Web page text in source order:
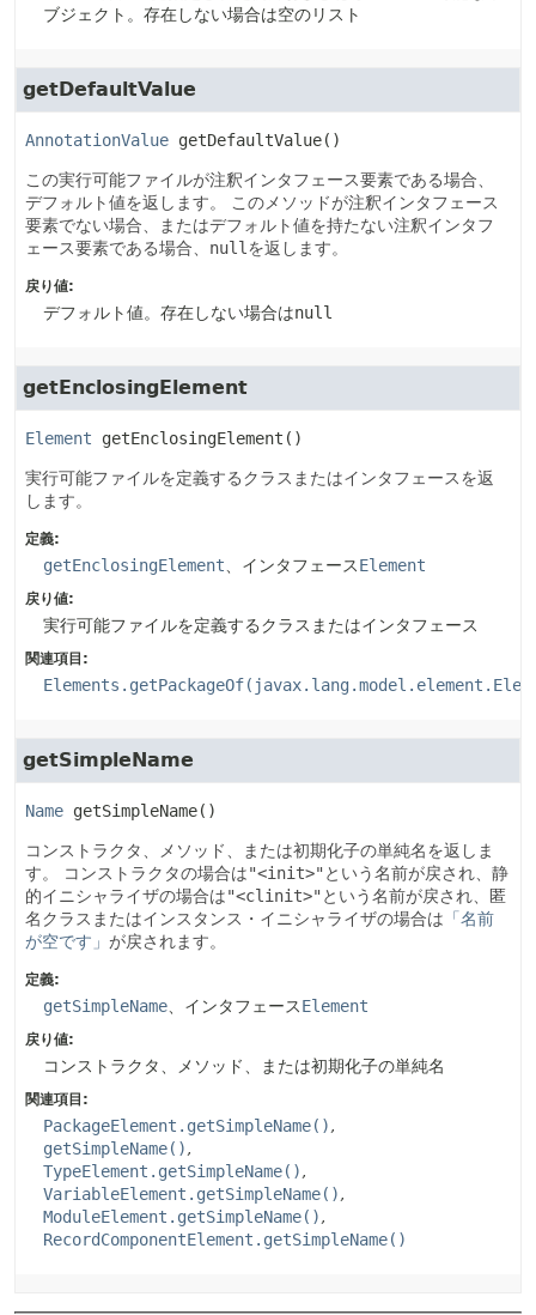
ブジェクト。存在しない場合は空のリスト
getDefaultValue
AnnotationValue getDefaultValue()
この実行可能ファイルが注釈インタフェース要素である場合、
デフォルト値を返します。
このメソッドが注釈インタフェース
要素でない場合、またはデフォルト値を持たない注釈インタフ
ェース要素である場合、 null を返します。
戻り値:
デフォルト値。存在しない場合はnull
getEnclosingElement
Element getEnclosingElement ()
実行可能ファイルを定義するクラスまたはインタフェースを返
します。
定義:
getEnclosingElement 、インタフェースElement
戻り値:
実行可能ファイルを定義するクラスまたはインタフェース
関連項目:
getSimpleName
Name getSimpleName()
コンストラクタ、メソッド、または初期化子の単純名を返しま
す。
コンストラクタの場合は"<init>" という名前が戻され、静
的イニシャライザの場合は"<clinit>" という名前が戻され、匿
名クラスまたはインスタンス・イニシャライザの場合は 「名前
が空です」 が戻されます。
定義:
getSimpleName 、インタフェースElement
戻り値:
コンストラクタ、メソッド、または初期化子の単純名
関連項目:
PackageElement.getSimpleName()
getSimpleName()
TypeElement.getSimpleName()
VariableElement.getSimpleName()
ModuleElement.getSimpleName()
RecordComponentElement.getSimpleName()